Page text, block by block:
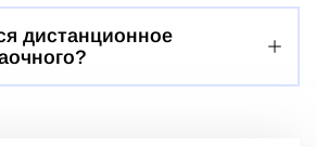
дистанционное